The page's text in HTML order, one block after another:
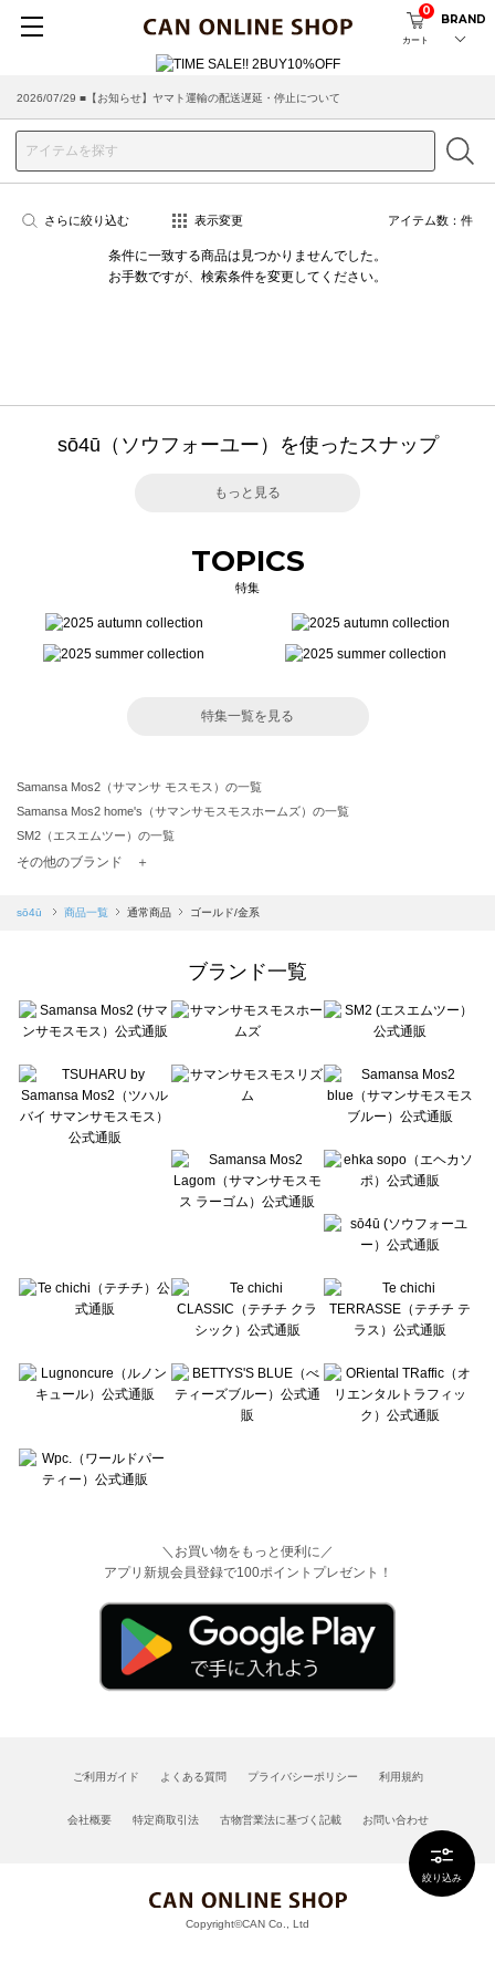
カート
0
BRAND
2026/07/29 ■【お知らせ】ヤマト運輸の配送遅延・停止について
絞り込み
さらに絞り込む 表示変更 アイテム数： 件
条件に一致する商品は見つかりませんでした。
お手数ですが、検索条件を変更してください。
sō4ū（ソウフォーユー）を使ったスナップ
もっと見る
TOPICS
特集
特集一覧を見る
Samansa Mos2（サマンサ モスモス）の一覧
Samansa Mos2 home's（サマンサモスモスホームズ）の一覧
SM2（エスエムツー）の一覧
TSUHARU by Samansa Mos2（ツハルバイサマンサモスモス）の一覧
Samansa Mos2 blue（サマンサモスモス ブルー）の一覧
Te chichi（テチチ）の一覧
Te chichi CLASSIC（テチチ クラシック）の一覧
Lugnoncure（ルノンキュール）の一覧
BETTY'S BLUE（べティーズブルー）の一覧
Wpc.（ワールドパーティー）の一覧
その他のブランド ＋
sō4ū 商品一覧 通常商品 ゴールド/金系
ブランド一覧
＼お買い物をもっと便利に／
アプリ新規会員登録で100ポイントプレゼント！
ご利用ガイド よくある質問 プライバシーポリシー 利用規約
会社概要 特定商取引法 古物営業法に基づく記載 お問い合わせ
Copyright©CAN Co., Ltd